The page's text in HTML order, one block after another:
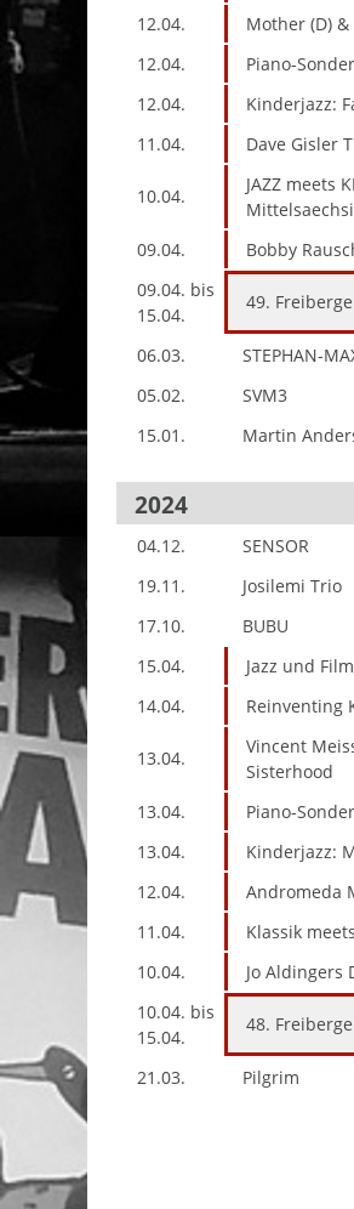
12.04.
Mother (D)
12.04.
Piano-
12.04.
Kinderjazz:
11.04.
Dave Gisler
10.04.
JAZZ meets
09.04.
Bobby
09.04. bis
15.04.
49.
06.03.
STEPHAN-
05.02.
SVM3
15.01.
Martin
2024
04.12.
SENSOR
19.11.
Josilemi Trio
17.10.
BUBU
15.04.
Jazz und Film
14.04.
Reinventing
13.04.
Vincent
Sisterhood
13.04.
Piano-
13.04.
Kinderjazz:
12.04.
Andromeda
11.04.
Klassik
10.04.
Jo Aldingers
10.04. bis
15.04.
48.
21.03. Pilgrim